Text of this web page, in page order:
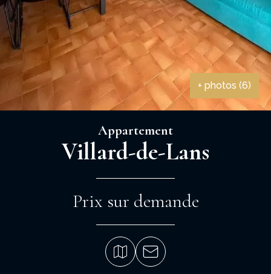
+ photos (6)
Appartement
Villard-de-Lans
Prix sur demande